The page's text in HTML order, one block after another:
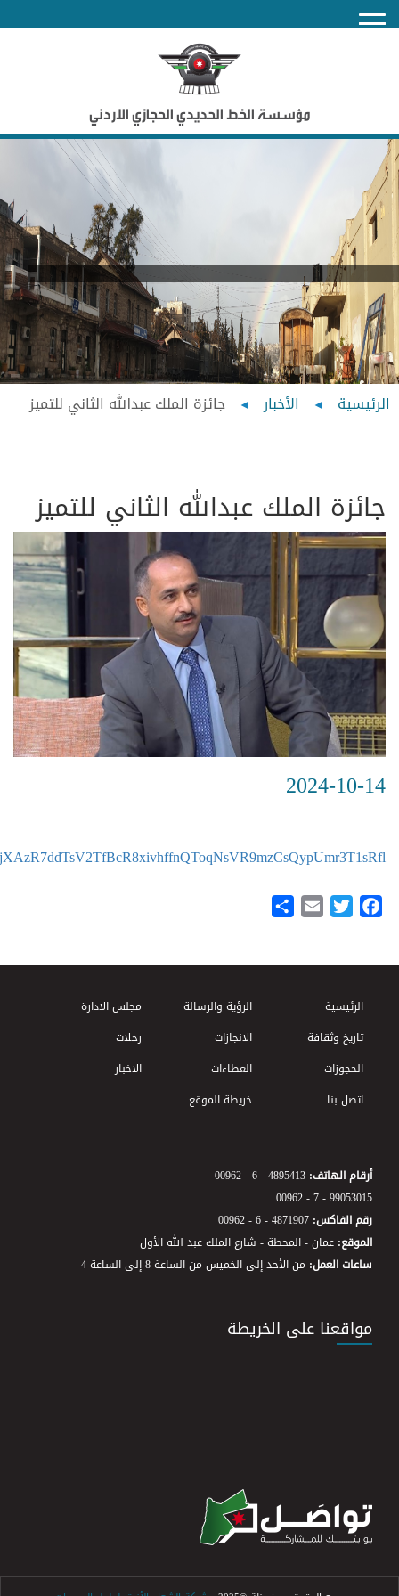
مؤسسة الخط الحديدي الحجازي الاردني
Breadcrumb
الرئيسية الأخبار جائزة الملك عبدالله الثاني للتميز
جائزة الملك عبدالله الثاني للتميز
2024-10-14
?
Facebook
Twitter
Email
Footer Menu
الرئيسية الرؤية والرسالة
مجلس الادارة
تاريخ وثقافة
الانجازات
رحلات
الحجوزات
العطاءات
الاخبار
اتصل بنا
خريطة الموقع
أرقام الهاتف: 00962 - 6 - 4895413
00962 - 7 - 99053015
رقم الفاكس: 00962 - 6 - 4871907
الموقع: عمان - المحطة - شارع الملك عبد الله الأول
ساعات العمل: من الأحد إلى الخميس من الساعة 8 إلى الساعة 4
مواقعنا على الخريطة